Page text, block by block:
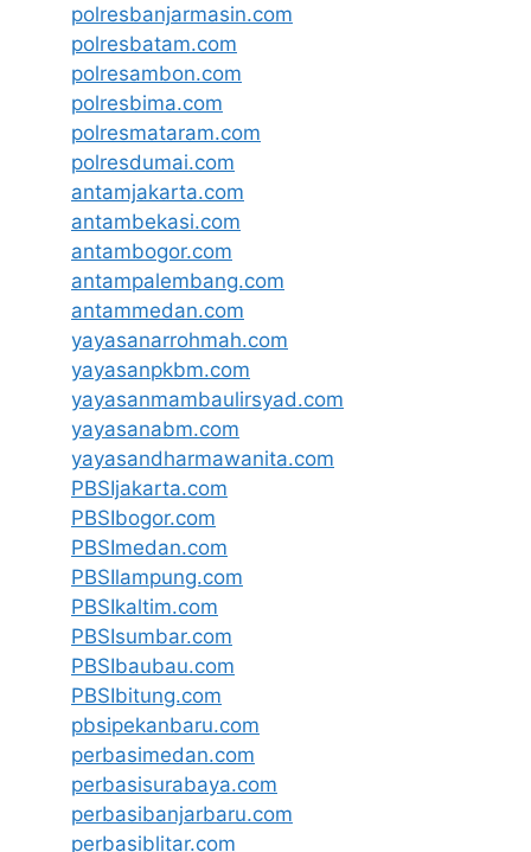
polresbanjarmasin.com
polresbatam.com
polresambon.com
polresbima.com
polresmataram.com
polresdumai.com
antamjakarta.com
antambekasi.com
antambogor.com
antampalembang.com
antammedan.com
yayasanarrohmah.com
yayasanpkbm.com
yayasanmambaulirsyad.com
yayasanabm.com
yayasandharmawanita.com
PBSIjakarta.com
PBSIbogor.com
PBSImedan.com
PBSIlampung.com
PBSIkaltim.com
PBSIsumbar.com
PBSIbaubau.com
PBSIbitung.com
pbsipekanbaru.com
perbasimedan.com
perbasisurabaya.com
perbasibanjarbaru.com
perbasiblitar.com